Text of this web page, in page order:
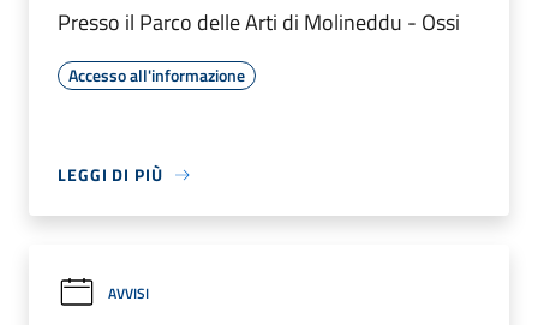
Presso il Parco delle Arti di Molineddu - Ossi
Accesso all'informazione
LEGGI DI PIÙ
AVVISI